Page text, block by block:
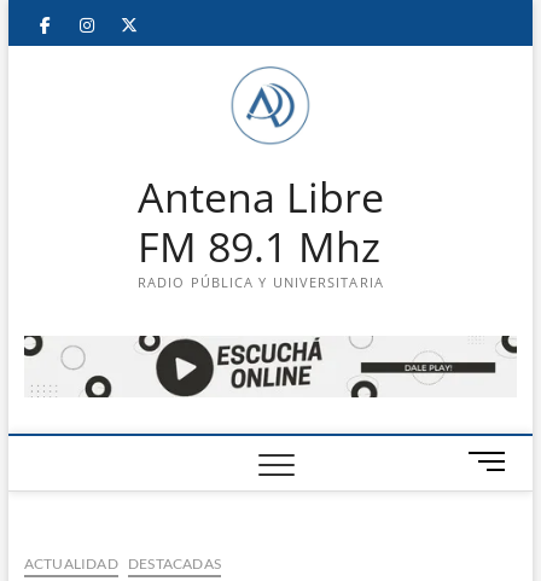
Saltar
FacebookInstagram
Antena Libre
FM 89.1 Mhz
RADIO PÚBLICA Y UNIVERSITARIA
B
o
ACTUALIDAD DESTACADAS